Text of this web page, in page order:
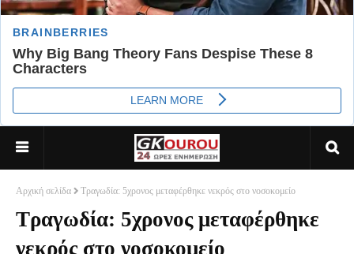
Αρχική σελίδα Τραγωδία: 5χρονος μεταφέρθηκε νεκρός στο νοσοκομείο
Τραγωδία: 5χρονος μεταφέρθηκε
νεκρός στο νοσοκομείο